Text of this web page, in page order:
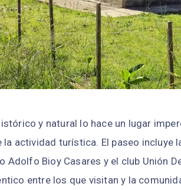
y natural lo hace un lugar
actividad turística. El paseo incluye
Adolfo Bioy Casares y el club Unión
entre los que visitan y la